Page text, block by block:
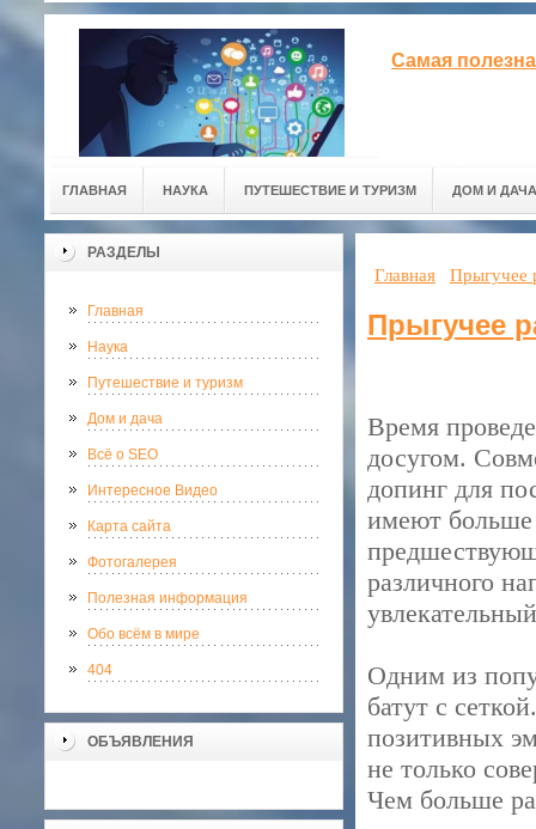
Самая
ГЛАВНАЯ НАУКА ПУТЕШЕСТВИЕ И ТУРИЗМ ДОМ И ДАЧА
РАЗДЕЛЫ
Главная
Наука
Путешествие и туризм
Дом и дача
Всё о SEO
Интересное Видео
Карта сайта
Фотогалерея
Полезная информация
Обо всём в мире
404
ОБЪЯВЛЕНИЯ
Главная Прыгучее
Прыгучее
Время
досугом.
допинг для
имеют больше
различного
Одним из
батут с
позитивных
не только
Чем больше